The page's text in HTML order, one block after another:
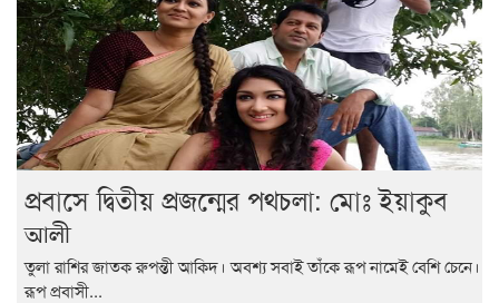
প্রবাসে দ্বিতীয় প্রজন্মের পথচলা: মোঃ ইয়াকুব
আলী
তুলা রাশির জাতক রুপন্তী আকিদ। অবশ্য সবাই তাঁকে রূপ নামেই বেশি চেনে।
রূপ প্রবাসী...